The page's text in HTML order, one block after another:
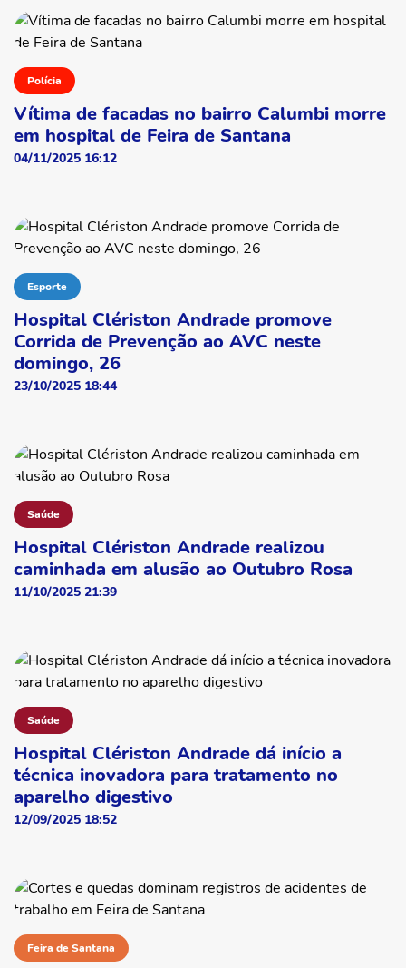
Polícia
Vítima de facadas no bairro Calumbi morre
em hospital de Feira de Santana
04/11/2025 16:12
Esporte
Hospital Clériston Andrade promove
Corrida de Prevenção ao AVC neste
domingo, 26
23/10/2025 18:44
Saúde
Hospital Clériston Andrade realizou
caminhada em alusão ao Outubro Rosa
11/10/2025 21:39
Saúde
Hospital Clériston Andrade dá início a
técnica inovadora para tratamento no
aparelho digestivo
12/09/2025 18:52
Feira de Santana